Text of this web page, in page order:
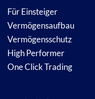
Für Einsteiger
Vermögensaufbau
Vermögensschutz
High Performer
One Click Trading